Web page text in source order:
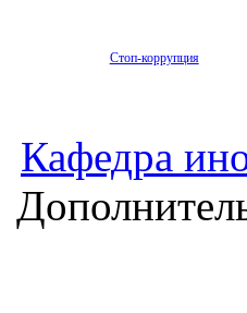
Стоп-коррупция
Кафедра